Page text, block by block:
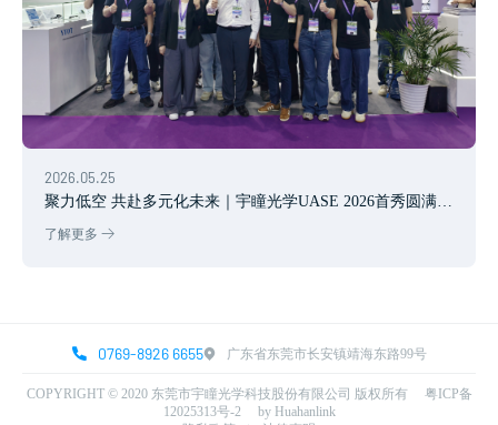
2026.05.25
聚力低空 共赴多元化未来｜宇瞳光学UASE 2026首秀圆满落
了解更多
0769-8926 6655 广东省东莞市长安镇靖海东路99号
COPYRIGHT © 2020 东莞市宇瞳光学科技股份有限公司 版权所有 粤ICP备
12025313号-2 by Huahanlink